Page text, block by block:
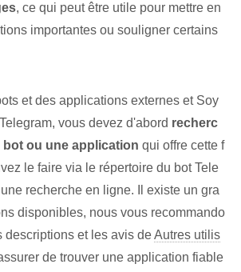
, ce qui peut être utile pour mettre en
importantes ou souligner certains
et des applications externes et Soy
vous devez d'abord recherc
bot ou une application qui offre cette f
le faire via le répertoire du bot Tele
recherche en ligne. Il existe un gra
disponibles, nous vous recommando
descriptions et les avis deAutres utilis
de trouver une application fiable